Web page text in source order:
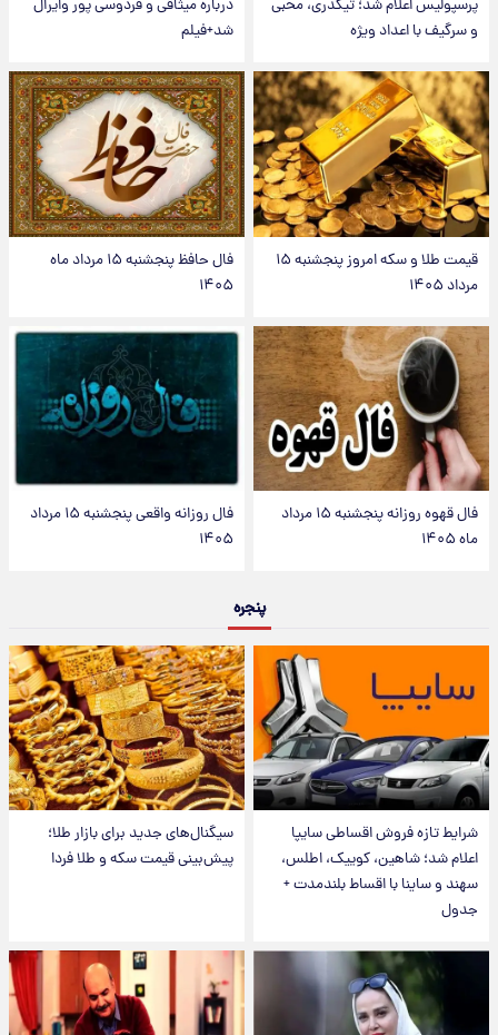
پرسپولیس اعلام شد؛ تیکدری، محبی
و سرگیف با اعداد ویژه
درباره میثاقی و فردوسی پور وایرال
شد+فیلم
قیمت طلا و سکه امروز پنجشنبه ۱۵
مرداد ۱۴۰۵
فال حافظ پنجشنبه ۱۵ مرداد ماه
۱۴۰۵
فال قهوه روزانه پنجشنبه ۱۵ مرداد
ماه ۱۴۰۵
فال روزانه واقعی پنجشنبه ۱۵ مرداد
۱۴۰۵
پنجره
شرایط تازه فروش اقساطی سایپا
اعلام شد؛ شاهین، کوییک، اطلس،
سهند و ساینا با اقساط بلندمدت +
جدول
سیگنال‌های جدید برای بازار طلا؛
پیش‌بینی قیمت سکه و طلا فردا